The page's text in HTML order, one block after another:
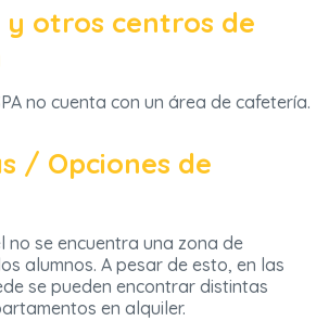
otros centros de
no cuenta con un área de cafetería.
/ Opciones de
no se encuentra una zona de
alumnos. A pesar de esto, en las
se pueden encontrar distintas
en alquiler.